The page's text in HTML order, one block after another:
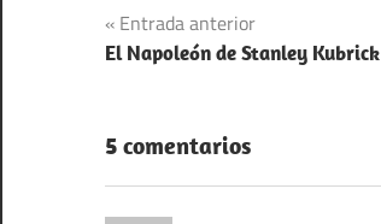
Navegación
de
entradas
Entrada anterior
El Napoleón de Stanley Kubrick
5 comentarios